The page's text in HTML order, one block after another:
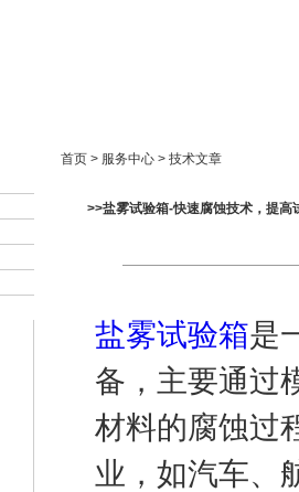
首页 > 服务中心 > 技术文章
>>盐雾试验箱-快速腐蚀技术，提高
盐雾试验箱是
备，主要通过
材料的腐蚀过
业，如汽车、